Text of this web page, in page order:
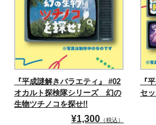
『平成謎解きバラエティ』 #02
オカルト探検隊シリーズ 幻の
生物ツチノコを探せ!!
¥1,300 （税込）
『
セッ